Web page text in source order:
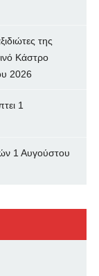
της
Κάστρο
2026
1
1 Αυγούστου